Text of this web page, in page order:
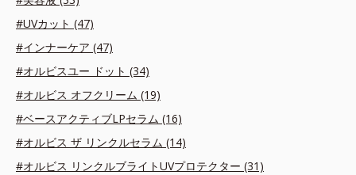
#UVカット (47)
#インナーケア (47)
#オルビスユー ドット (34)
#オルビス オフクリーム (19)
#ベースアクティブLPセラム (16)
#オルビス ザ リンクルセラム (14)
#オルビス リンクルブライトUVプロテクター (31)